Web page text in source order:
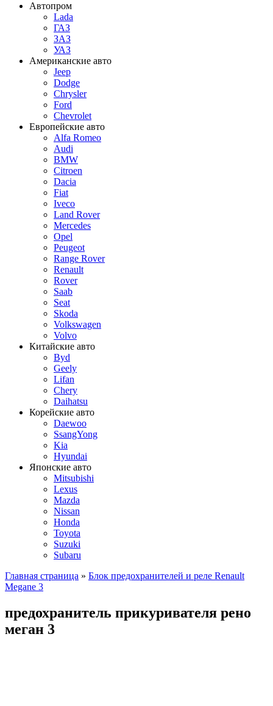
Автопром
Lada
ГАЗ
ЗАЗ
УАЗ
Американские авто
Jeep
Dodge
Chrysler
Ford
Chevrolet
Европейские авто
Alfa Romeo
Audi
BMW
Citroen
Dacia
Fiat
Iveco
Land Rover
Mercedes
Opel
Peugeot
Range Rover
Renault
Rover
Saab
Seat
Skoda
Volkswagen
Volvo
Китайские авто
Byd
Geely
Lifan
Chery
Daihatsu
Корейские авто
Daewoo
SsangYong
Kia
Hyundai
Японские авто
Mitsubishi
Lexus
Mazda
Nissan
Honda
Toyota
Suzuki
Subaru
Главная страница » Блок предохранителей и реле Renault
Megane 3
предохранитель прикуривателя рено
меган 3